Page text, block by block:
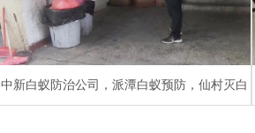
中新白蚁防治公司，派潭白蚁预防，仙村灭白